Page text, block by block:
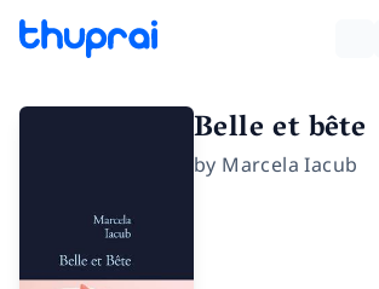
Belle et bête
by Marcela Iacub